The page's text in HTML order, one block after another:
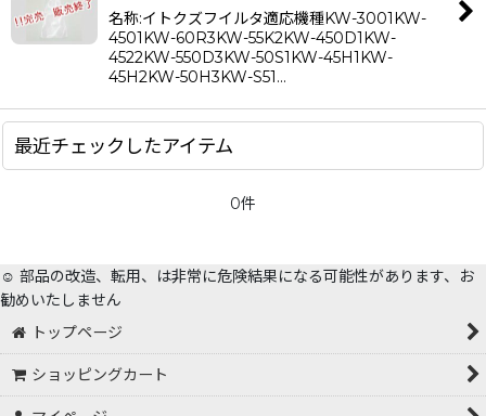
名称:イトクズフイルタ適応機種KW-3001KW-
4501KW-60R3KW-55K2KW-450D1KW-
4522KW-550D3KW-50S1KW-45H1KW-
45H2KW-50H3KW-S51…
最近チェックしたアイテム
0件
☺️ 部品の改造、転用、は非常に危険結果になる可能性があります、お
勧めいたしません
トップページ
ショッピングカート